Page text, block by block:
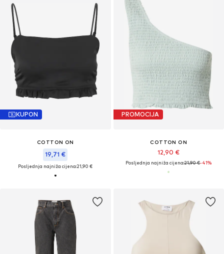
KUPON
COTTON ON
19,71 €
Posljednja najniža cijena:21,90 €
PROMOCIJA
COTTON ON
12,90 €
Posljednja najniža cijena:21,90 €-41%